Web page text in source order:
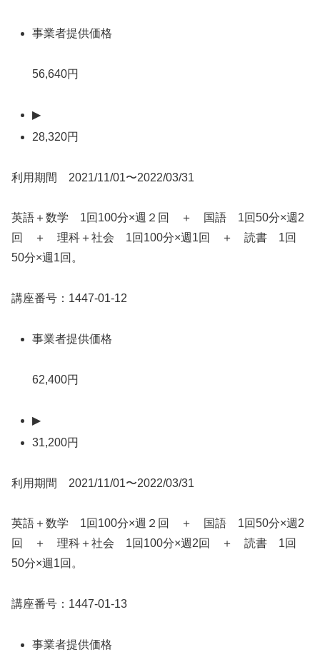
事業者提供価格
56,640円
▶
28,320円
利用期間 2021/11/01〜2022/03/31
英語＋数学 1回100分×週２回 ＋ 国語 1回50分×週2
回 ＋ 理科＋社会 1回100分×週1回 ＋ 読書 1回
50分×週1回。
講座番号：1447-01-12
事業者提供価格
62,400円
▶
31,200円
利用期間 2021/11/01〜2022/03/31
英語＋数学 1回100分×週２回 ＋ 国語 1回50分×週2
回 ＋ 理科＋社会 1回100分×週2回 ＋ 読書 1回
50分×週1回。
講座番号：1447-01-13
事業者提供価格